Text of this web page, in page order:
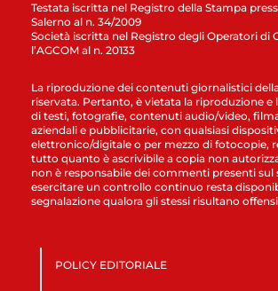
Testata iscritta nel Registro della Stampa
Salerno al n. 34/2009
Società iscritta nel Registro degli Operatori di
l’AGCOM al n. 20133
La riproduzione dei contenuti giornalistici
riservata. Pertanto, è vietata la riproduzione e
di testi, fotografie, contenuti audio/video,
aziendali e pubblicitarie, con qualsiasi
elettronico/digitale o per mezzo di fotocopie,
tutto quanto è ascrivibile a copia non
non è responsabile dei commenti presenti
esercitare un controllo continuo resta
segnalazione qualora gli stessi risultano
POLICY EDITORIALE